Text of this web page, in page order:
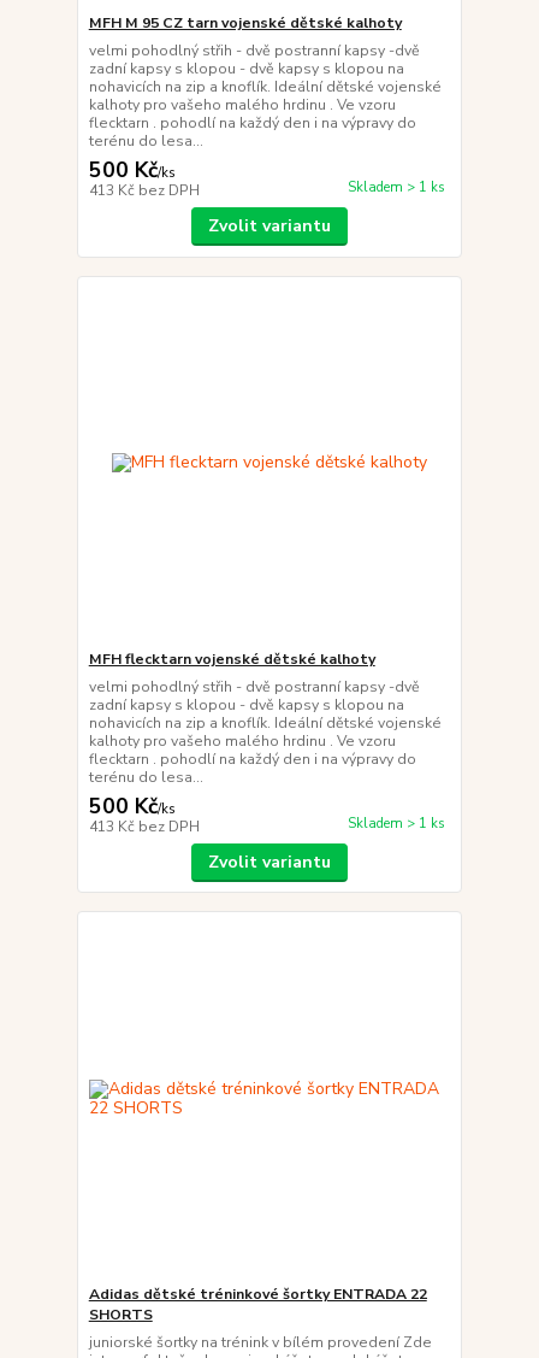
MFH M 95 CZ tarn vojenské dětské kalhoty
velmi pohodlný střih - dvě postranní kapsy -dvě
zadní kapsy s klopou - dvě kapsy s klopou na
nohavicích na zip a knoflík. Ideální dětské vojenské
kalhoty pro vašeho malého hrdinu . Ve vzoru
flecktarn . pohodlí na každý den i na výpravy do
terénu do lesa...
500 Kč/ks
413 Kč bez DPH Skladem > 1 ks
Zvolit variantu
MFH flecktarn vojenské dětské kalhoty
velmi pohodlný střih - dvě postranní kapsy -dvě
zadní kapsy s klopou - dvě kapsy s klopou na
nohavicích na zip a knoflík. Ideální dětské vojenské
kalhoty pro vašeho malého hrdinu . Ve vzoru
flecktarn . pohodlí na každý den i na výpravy do
terénu do lesa...
500 Kč/ks
413 Kč bez DPH Skladem > 1 ks
Zvolit variantu
Adidas dětské tréninkové šortky ENTRADA 22
SHORTS
juniorské šortky na trénink v bílém provedení Zde